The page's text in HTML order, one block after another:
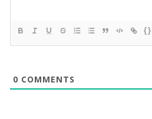
{}
0 COMMENTS